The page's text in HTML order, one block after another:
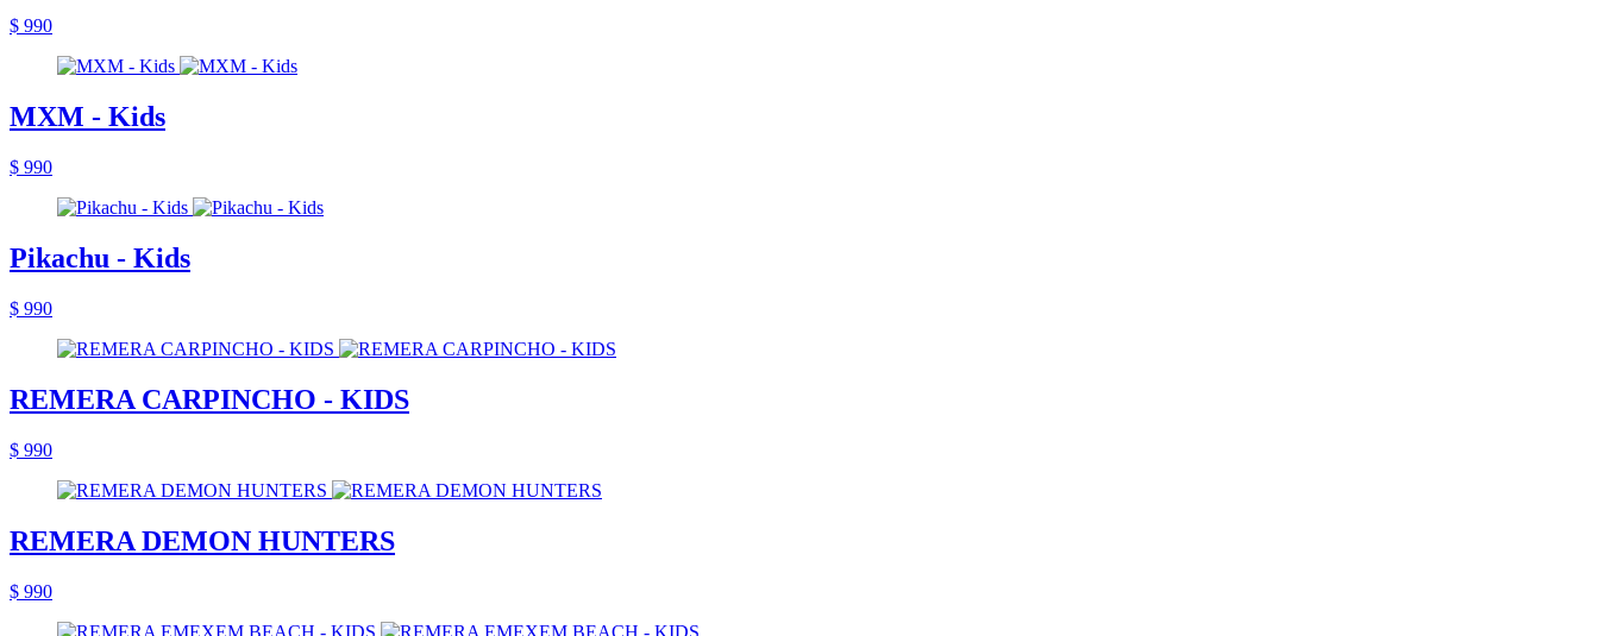
$ 990
MXM - Kids
$ 990
Pikachu - Kids
$ 990
REMERA CARPINCHO - KIDS
$ 990
REMERA DEMON HUNTERS
$ 990